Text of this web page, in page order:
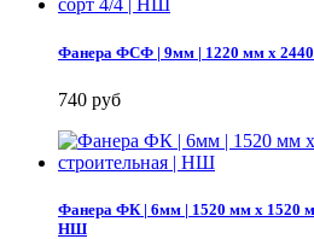
Фанера ФСФ | 9мм | 1220 мм х
740 руб
Фанера ФК | 6мм | 1520 мм х 1520
НШ